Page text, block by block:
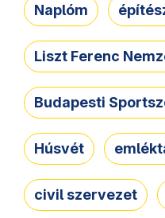
Naplóm
Liszt Ferenc
Budapesti
Húsvét
civil szervezet